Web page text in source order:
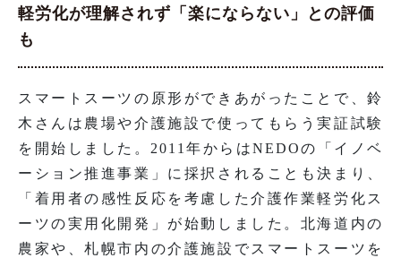
軽労化が理解されず「楽にならない」との評価
も
スマートスーツの原形ができあがったことで、鈴
木さんは農場や介護施設で使ってもらう実証試験
を開始しました。2011年からはNEDOの「イノベ
ーション推進事業」に採択されることも決まり、
「着用者の感性反応を考慮した介護作業軽労化ス
ーツの実用化開発」が始動しました。北海道内の
農家や、札幌市内の介護施設でスマートスーツを